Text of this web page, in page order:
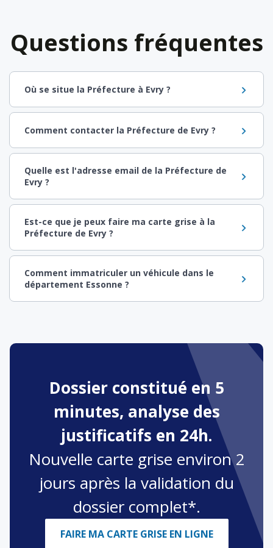
Questions fréquentes
Où se situe la Préfecture à Evry ?
Comment contacter la Préfecture de Evry ?
Quelle est l'adresse email de la Préfecture de
Evry ?
Est-ce que je peux faire ma carte grise à la
Préfecture de Evry ?
Comment immatriculer un véhicule dans le
département Essonne ?
Dossier constitué en 5
minutes, analyse des
justificatifs en 24h.
Nouvelle carte grise environ 2
jours après la validation du
dossier complet*.
FAIRE MA CARTE GRISE EN LIGNE